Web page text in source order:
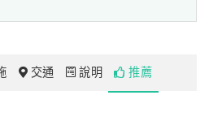
and shopping malls.
交通 說明 推薦